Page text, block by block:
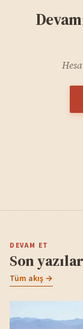
DEVAM ET
Son yazılar
Tüm akış →